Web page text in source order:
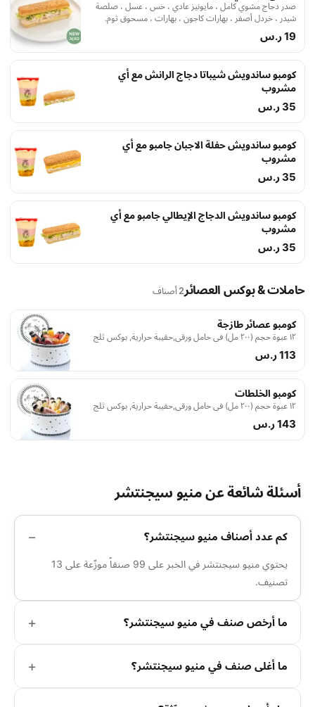
صدر دجاج مشوي كامل ، مايونيز عادي ، خس ، عسل ، صلصة
شيدر ، خردل أصفر ، بهارات كاجون ، بهارات ، مسحوق ثوم.
19 ر.س
كومبو ساندويش شيباتا دجاج الرانش مع أي
مشروب
35 ر.س
كومبو ساندويش حفلة الاجبان جامبو مع أي
مشروب
35 ر.س
كومبو ساندويش الدجاج الإيطالي جامبو مع أي
مشروب
35 ر.س
حاملات & بوكس العصائر2 أصناف
كومبو عصائر طازجة
١٢ عبوة حجم (٢٠٠ مل) في حامل ورقي,حقيبة حرارية, بوكس ثلج
113 ر.س
كومبو الخلطات
١٢ عبوة حجم (٢٠٠ مل) في حامل ورقي,حقيبة حرارية, بوكس ثلج
143 ر.س
أسئلة شائعة عن منيو سيجنتشر
كم عدد أصناف منيو سيجنتشر؟
يحتوي منيو سيجنتشر في الخبر على 99 صنفاً موزّعة على 13
تصنيف.
ما أرخص صنف في منيو سيجنتشر؟
ما أغلى صنف في منيو سيجنتشر؟